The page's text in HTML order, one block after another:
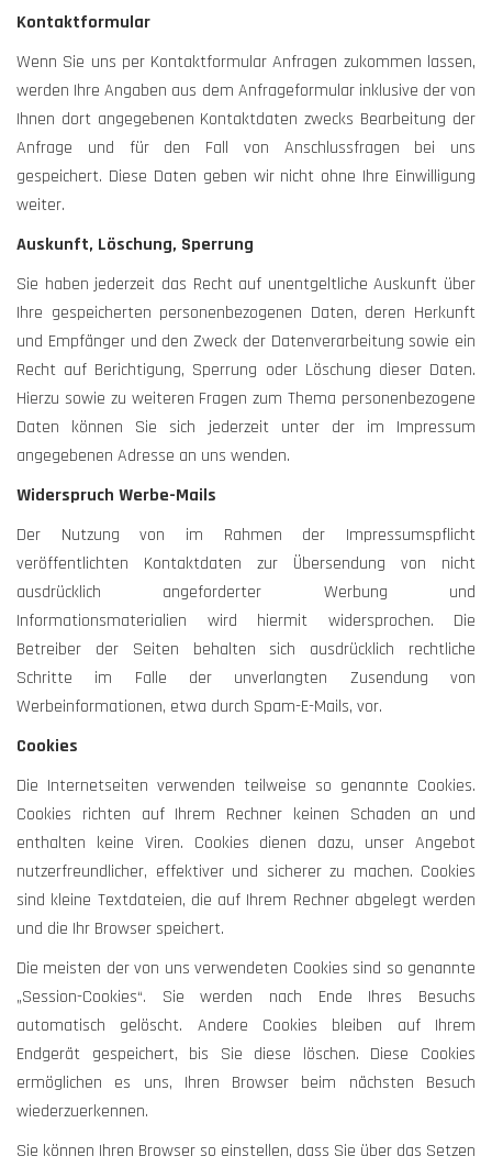
Kontaktformular
Wenn Sie uns per Kontaktformular Anfragen zukommen lassen,
werden Ihre Angaben aus dem Anfrageformular inklusive der von
Ihnen dort angegebenen Kontaktdaten zwecks Bearbeitung der
Anfrage und für den Fall von Anschlussfragen bei uns
gespeichert. Diese Daten geben wir nicht ohne Ihre Einwilligung
weiter.
Auskunft, Löschung, Sperrung
Sie haben jederzeit das Recht auf unentgeltliche Auskunft über
Ihre gespeicherten personenbezogenen Daten, deren Herkunft
und Empfänger und den Zweck der Datenverarbeitung sowie ein
Recht auf Berichtigung, Sperrung oder Löschung dieser Daten.
Hierzu sowie zu weiteren Fragen zum Thema personenbezogene
Daten können Sie sich jederzeit unter der im Impressum
angegebenen Adresse an uns wenden.
Widerspruch Werbe-Mails
Der Nutzung von im Rahmen der Impressumspflicht
veröffentlichten Kontaktdaten zur Übersendung von nicht
ausdrücklich angeforderter Werbung und
Informationsmaterialien wird hiermit widersprochen. Die
Betreiber der Seiten behalten sich ausdrücklich rechtliche
Schritte im Falle der unverlangten Zusendung von
Werbeinformationen, etwa durch Spam-E-Mails, vor.
Cookies
Die Internetseiten verwenden teilweise so genannte Cookies.
Cookies richten auf Ihrem Rechner keinen Schaden an und
enthalten keine Viren. Cookies dienen dazu, unser Angebot
nutzerfreundlicher, effektiver und sicherer zu machen. Cookies
sind kleine Textdateien, die auf Ihrem Rechner abgelegt werden
und die Ihr Browser speichert.
Die meisten der von uns verwendeten Cookies sind so genannte
„Session-Cookies“. Sie werden nach Ende Ihres Besuchs
automatisch gelöscht. Andere Cookies bleiben auf Ihrem
Endgerät gespeichert, bis Sie diese löschen. Diese Cookies
ermöglichen es uns, Ihren Browser beim nächsten Besuch
wiederzuerkennen.
Sie können Ihren Browser so einstellen, dass Sie über das Setzen